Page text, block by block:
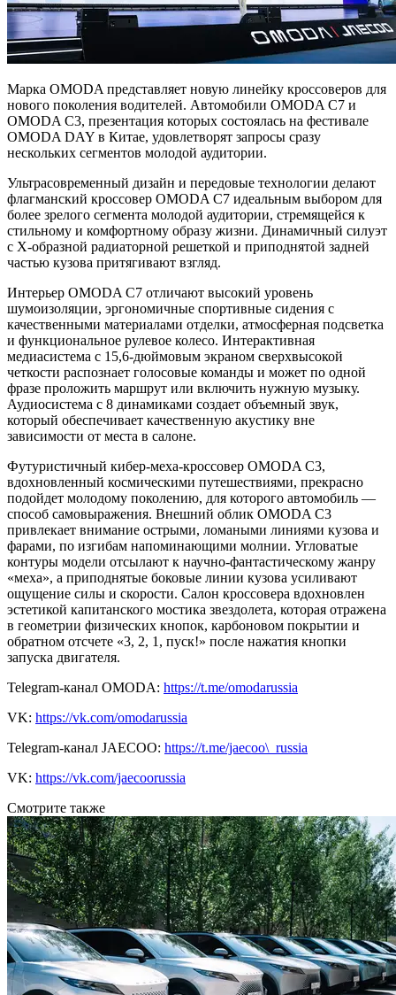
Марка OMODA представляет новую линейку кроссоверов для
нового поколения водителей. Автомобили OMODA C7 и
OMODA C3, презентация которых состоялась на фестивале
OMODA DAY в Китае, удовлетворят запросы сразу
нескольких сегментов молодой аудитории.
Ультрасовременный дизайн и передовые технологии делают
флагманский кроссовер OMODA C7 идеальным выбором для
более зрелого сегмента молодой аудитории, стремящейся к
стильному и комфортному образу жизни. Динамичный силуэт
с Х-образной радиаторной решеткой и приподнятой задней
частью кузова притягивают взгляд.
Интерьер OMODA C7 отличают высокий уровень
шумоизоляции, эргономичные спортивные сидения с
качественными материалами отделки, атмосферная подсветка
и функциональное рулевое колесо. Интерактивная
медиасистема с 15,6-дюймовым экраном сверхвысокой
четкости распознает голосовые команды и может по одной
фразе проложить маршрут или включить нужную музыку.
Аудиосистема с 8 динамиками создает объемный звук,
который обеспечивает качественную акустику вне
зависимости от места в салоне.
Футуристичный кибер-меха-кроссовер OMODA C3,
вдохновленный космическими путешествиями, прекрасно
подойдет молодому поколению, для которого автомобиль —
способ самовыражения. Внешний облик OMODA C3
привлекает внимание острыми, ломаными линиями кузова и
фарами, по изгибам напоминающими молнии. Угловатые
контуры модели отсылают к научно-фантастическому жанру
«меха», а приподнятые боковые линии кузова усиливают
ощущение силы и скорости. Салон кроссовера вдохновлен
эстетикой капитанского мостика звездолета, которая отражена
в геометрии физических кнопок, карбоновом покрытии и
обратном отсчете «3, 2, 1, пуск!» после нажатия кнопки
запуска двигателя.
Telegram-канал OMODA: https://t.me/omodarussia
VK: https://vk.com/omodarussia
Telegram-канал JAECOO: https://t.me/jaecoo\_russia
VK: https://vk.com/jaecoorussia
Смотрите также